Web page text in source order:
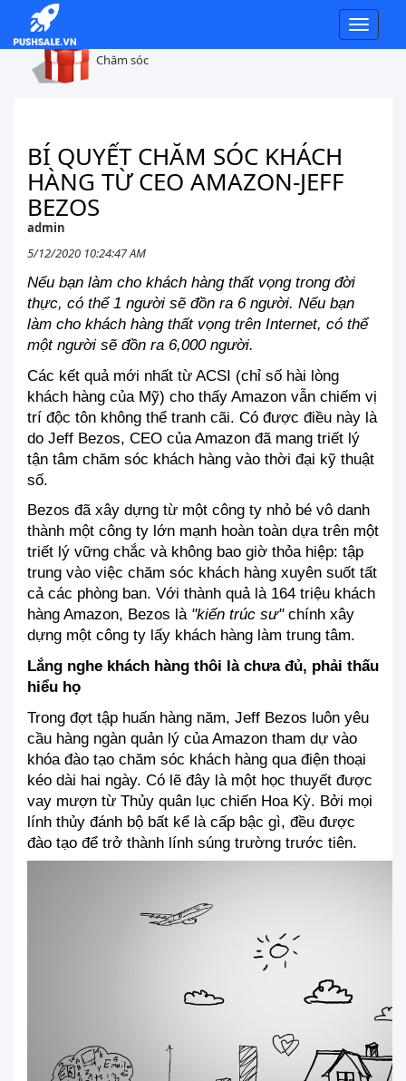
Chăm sóc
BÍ QUYẾT CHĂM SÓC KHÁCH
HÀNG TỪ CEO AMAZON-JEFF
BEZOS
admin
5/12/2020 10:24:47 AM
Nếu bạn làm cho khách hàng thất vọng trong đời
thực, có thể 1 người sẽ đồn ra 6 người. Nếu bạn
làm cho khách hàng thất vọng trên Internet, có thể
một người sẽ đồn ra 6,000 người.
Các kết quả mới nhất từ ACSI (chỉ số hài lòng
khách hàng của Mỹ) cho thấy Amazon vẫn chiếm vị
trí độc tôn không thể tranh cãi. Có được điều này là
do Jeff Bezos, CEO của Amazon đã mang triết lý
tận tâm chăm sóc khách hàng vào thời đại kỹ thuật
số.
Bezos đã xây dựng từ một công ty nhỏ bé vô danh
thành một công ty lớn mạnh hoàn toàn dựa trên một
triết lý vững chắc và không bao giờ thỏa hiệp: tập
trung vào việc chăm sóc khách hàng xuyên suốt tất
cả các phòng ban. Với thành quả là 164 triệu khách
hàng Amazon, Bezos là "kiến trúc sư" chính xây
dựng một công ty lấy khách hàng làm trung tâm.
Lắng nghe khách hàng thôi là chưa đủ, phải thấu
hiểu họ
Trong đợt tập huấn hàng năm, Jeff Bezos luôn yêu
cầu hàng ngàn quản lý của Amazon tham dự vào
khóa đào tạo chăm sóc khách hàng qua điện thoại
kéo dài hai ngày. Có lẽ đây là một học thuyết được
vay mượn từ Thủy quân lục chiến Hoa Kỳ. Bởi mọi
lính thủy đánh bộ bất kể là cấp bậc gì, đều được
đào tạo để trở thành lính súng trường trước tiên.